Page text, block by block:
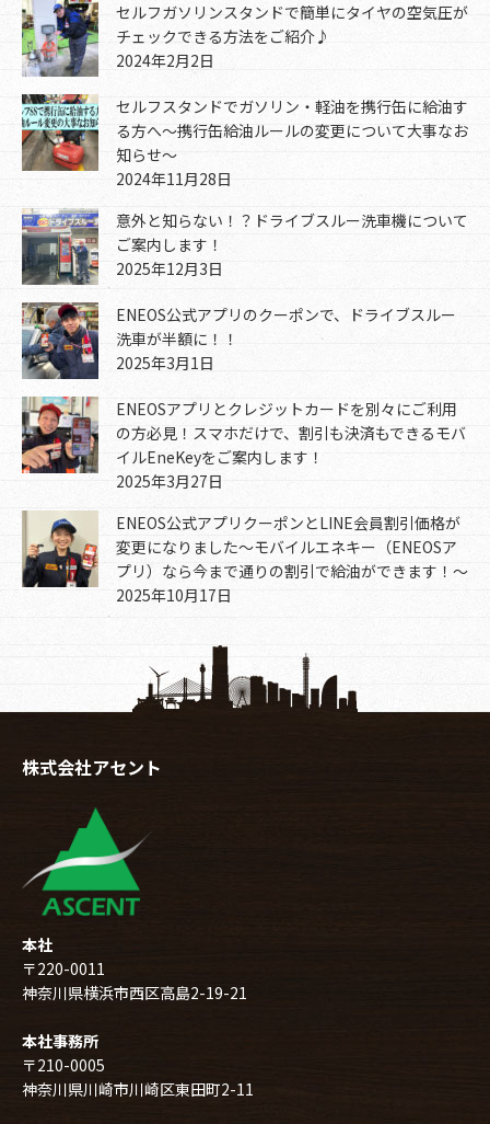
セルフガソリンスタンドで簡単にタイヤの空気圧が
チェックできる方法をご紹介♪
2024年2月2日
セルフスタンドでガソリン・軽油を携行缶に給油す
る方へ～携行缶給油ルールの変更について大事なお
知らせ～
2024年11月28日
意外と知らない！？ドライブスルー洗車機について
ご案内します！
2025年12月3日
ENEOS公式アプリのクーポンで、ドライブスルー
洗車が半額に！！
2025年3月1日
ENEOSアプリとクレジットカードを別々にご利用
の方必見！スマホだけで、割引も決済もできるモバ
イルEneKeyをご案内します！
2025年3月27日
ENEOS公式アプリクーポンとLINE会員割引価格が
変更になりました～モバイルエネキー（ENEOSア
プリ）なら今まで通りの割引で給油ができます！～
2025年10月17日
株式会社アセント
本社
〒220-0011
神奈川県横浜市西区高島2-19-21
本社事務所
〒210-0005
神奈川県川崎市川崎区東田町2-11